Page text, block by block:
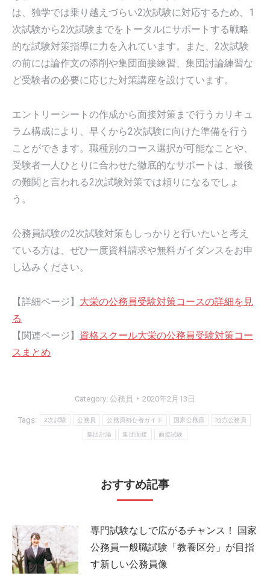
は、独学では乗り越えづらい2次試験に対応するため、1
次試験から2次試験までをトータルにサポートする戦略
的な試験対策指導に力を入れています。また、2次試験
の前には論作文の添削や集団面接練習、集団討論練習な
ど受験者の必要に応じた対策講座を設けています。
エントリーシートの作成から面接対策まで行うカリキュ
ラム構成により、早くから2次試験に向けた準備を行う
ことができます。職種別のコース選択が可能なことや、
受験者一人ひとりに合わせた徹底的なサポートは、最後
の難関と言われる2次試験対策では頼りになるでしょ
う。
公務員試験の2次試験対策もしっかりと行いたいと考え
ている方は、ぜひ一度資料請求や無料ガイダンスをお申
し込みください。
【詳細ページ】 大栄の公務員受験対策コースの詳細を見
る
【関連ページ】 資格スクール大栄の公務員受験対策コー
スまとめ
Category: 公務員 2020年2月13日
Tags: 2次試験 公務員 公務員初心者ガイド 国家公務員 地方公務員
集団討論 集団面接 面接試験
おすすめ記事
専門試験なしで広がるチャンス！ 国家
公務員一般職試験「教養区分」が目指
す新しい公務員像